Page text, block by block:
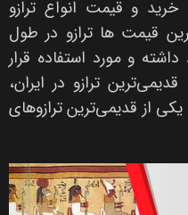
و قیمت انواع ترازو
قیمت ها ترازو در طول
و مورد استفاده قرار
ترازو در ایران،
از قدیمی‌ترین ترازوهای